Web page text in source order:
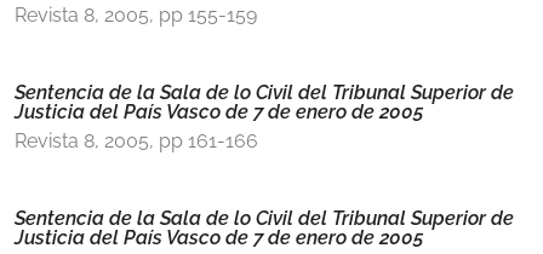
Revista 8, 2005, pp 155-159
Sentencia de la Sala de lo Civil del Tribunal Superior de
Justicia del País Vasco de 7 de enero de 2005
Revista 8, 2005, pp 161-166
Sentencia de la Sala de lo Civil del Tribunal Superior de
Justicia del País Vasco de 7 de enero de 2005